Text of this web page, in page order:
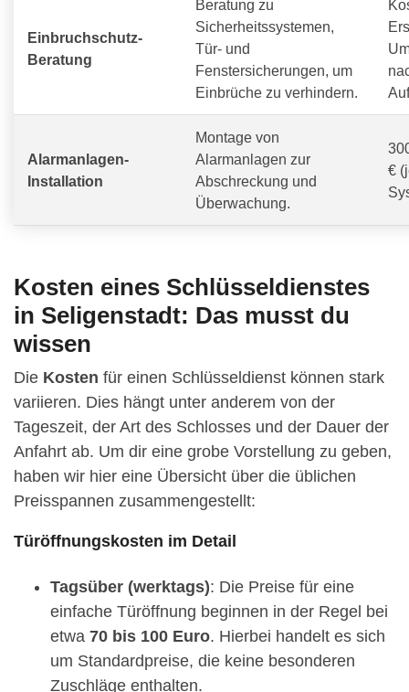
Einbruchschutz-
Beratung
Beratung zu
Sicherheitssystemen,
Tür- und
Fenstersicherungen, um
Einbrüche zu verhindern.
Alarmanlagen-
Installation
Montage von
Alarmanlagen zur
Abschreckung und
Überwachung.
€
Kosten eines Schlüsseldienstes
in Seligenstadt: Das musst du
wissen
Die Kosten für einen Schlüsseldienst können stark
variieren. Dies hängt unter anderem von der
Tageszeit, der Art des Schlosses und der Dauer der
Anfahrt ab. Um dir eine grobe Vorstellung zu geben,
haben wir hier eine Übersicht über die üblichen
Preisspannen zusammengestellt:
Türöffnungskosten im Detail
Tagsüber (werktags): Die Preise für eine
einfache Türöffnung beginnen in der Regel bei
etwa 70 bis 100 Euro. Hierbei handelt es sich
um Standardpreise, die keine besonderen
Zuschläge enthalten.